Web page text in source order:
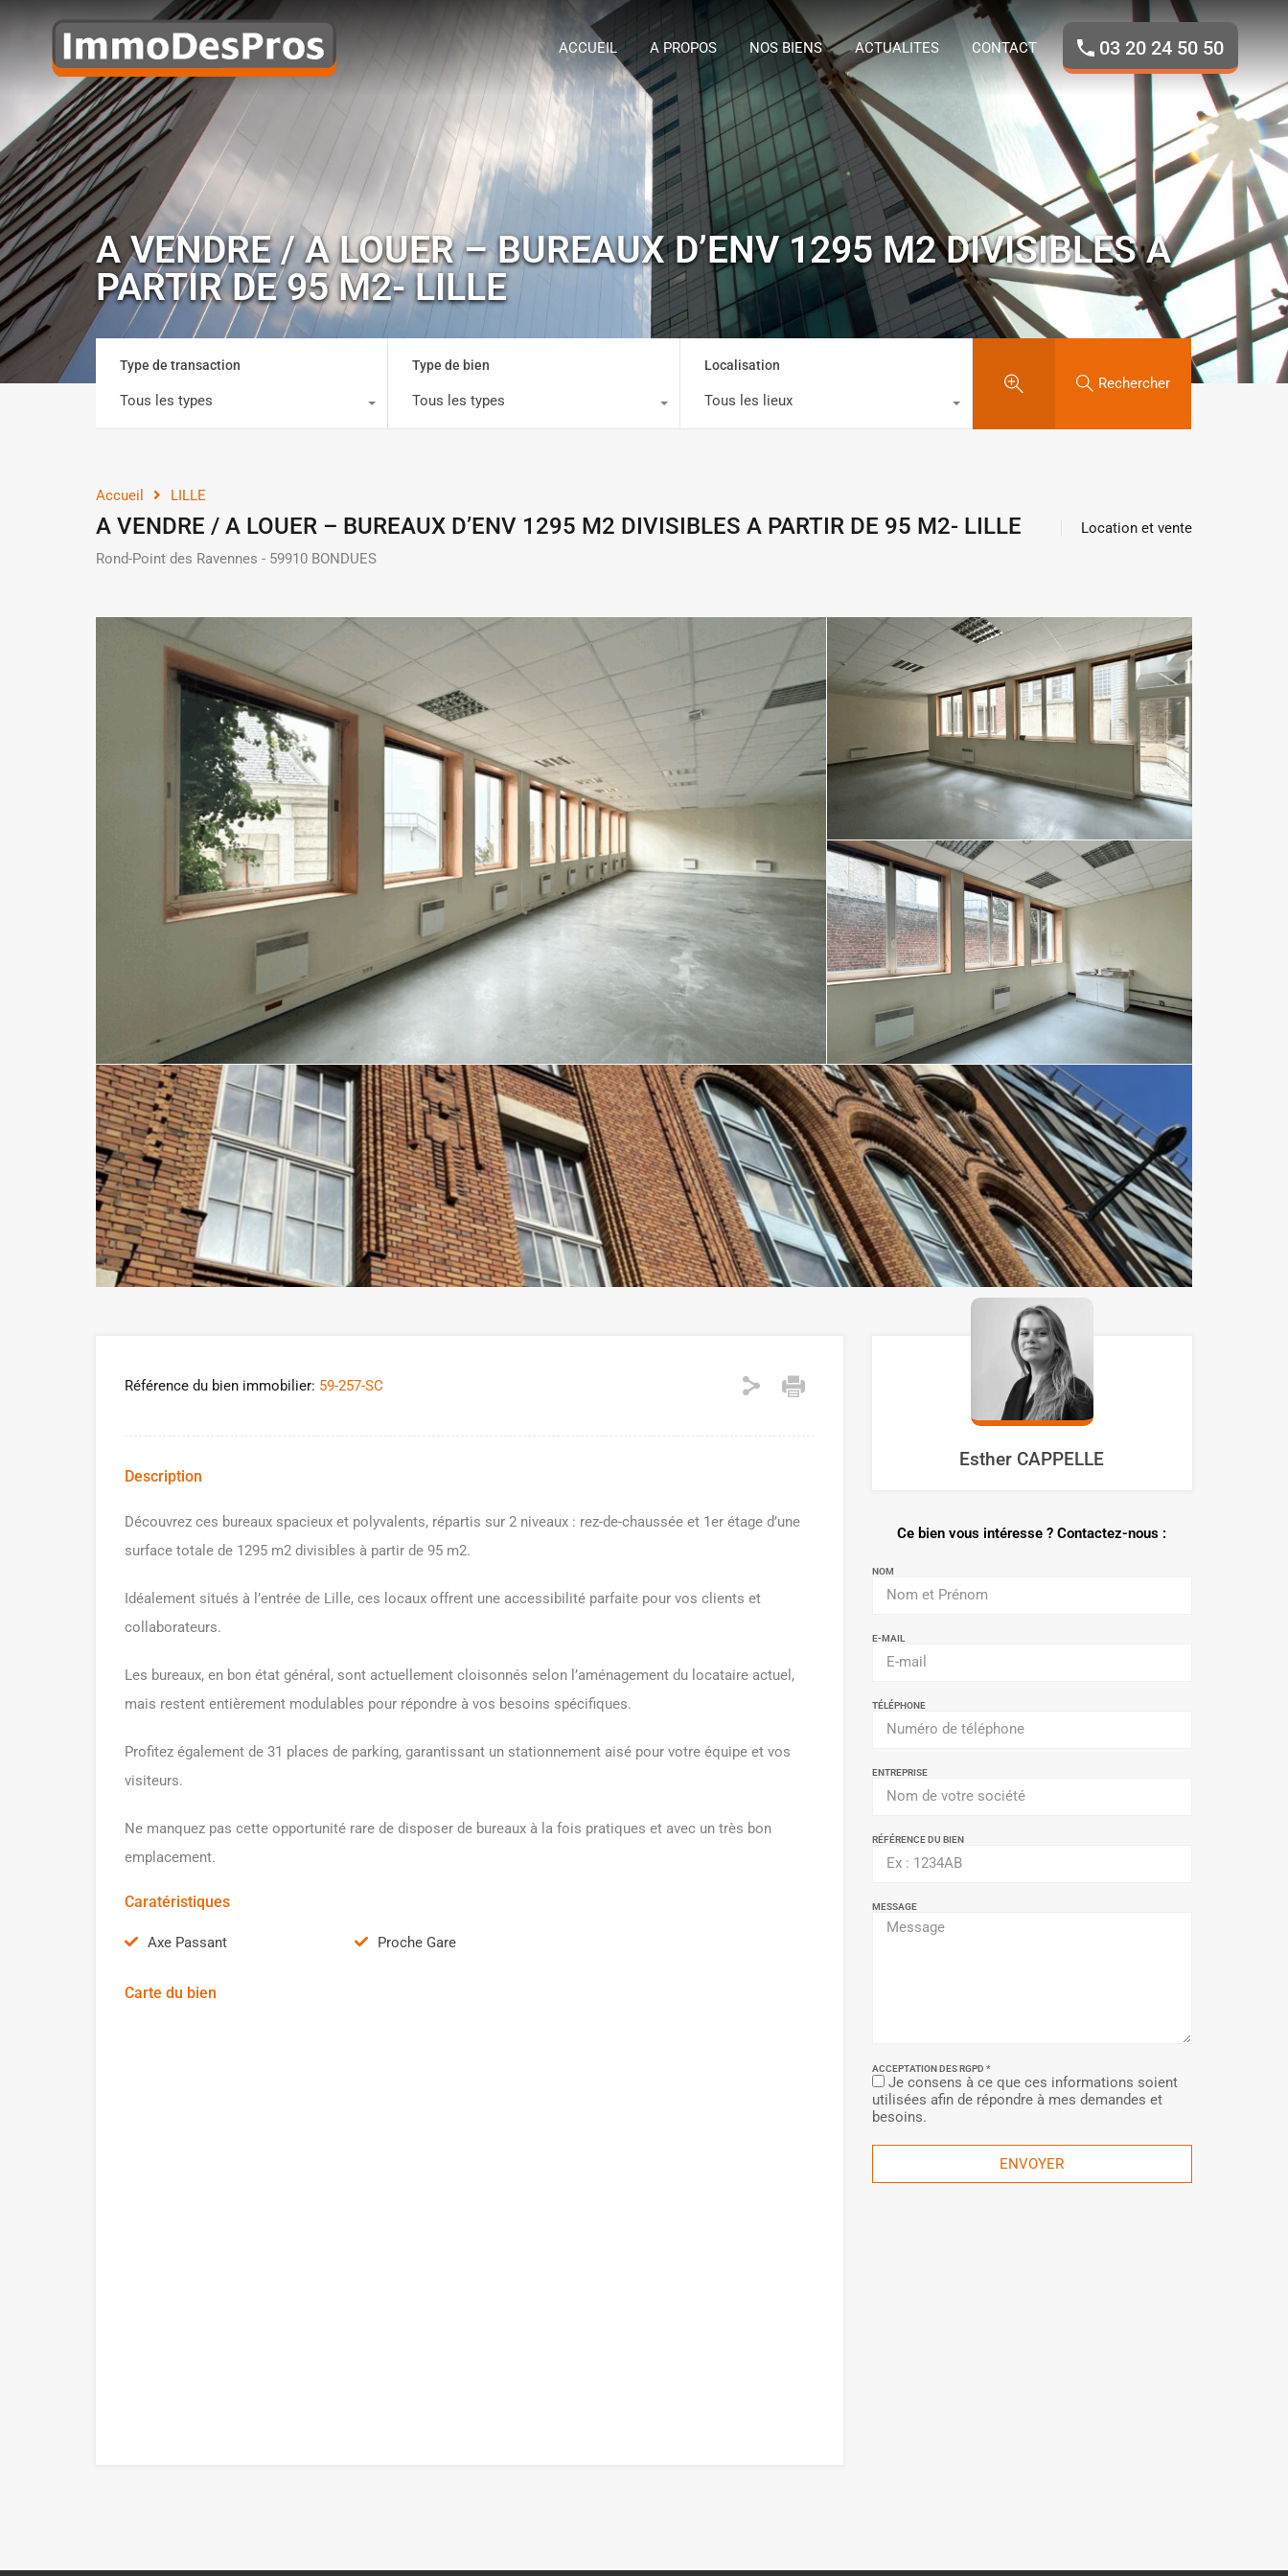
ACCUEIL A PROPOS NOS BIENS ACTUALITES
ACCUEIL A PROPOS NOS BIENS ACTUALITES CONTACT 03 20 24 50 50
A VENDRE / A LOUER – BUREAUX D’ENV 1295 M2 DIVISIBLES A
PARTIR DE 95 M2- LILLE
Type de transaction
Tous les types
Type de bien
Tous les types
Localisation
Tous les lieux
Rechercher
Accueil LILLE
A VENDRE / A LOUER – BUREAUX D’ENV 1295 M2 DIVISIBLES A PARTIR DE 95 M2- LILLE
Rond-Point des Ravennes - 59910 BONDUES
Location et vente
Référence du bien immobilier: 59-257-SC
Description
Découvrez ces bureaux spacieux et polyvalents, répartis sur 2 niveaux : rez-de-chaussée et 1er étage d’une
surface totale de 1295 m2 divisibles à partir de 95 m2.
Idéalement situés à l’entrée de Lille, ces locaux offrent une accessibilité parfaite pour vos clients et
collaborateurs.
Les bureaux, en bon état général, sont actuellement cloisonnés selon l’aménagement du locataire actuel,
mais restent entièrement modulables pour répondre à vos besoins spécifiques.
Profitez également de 31 places de parking, garantissant un stationnement aisé pour votre équipe et vos
visiteurs.
Ne manquez pas cette opportunité rare de disposer de bureaux à la fois pratiques et avec un très bon
emplacement.
Caratéristiques
Axe Passant Proche Gare
Carte du bien
Esther CAPPELLE
Ce bien vous intéresse ? Contactez-nous :
NOM
E-MAIL
TÉLÉPHONE
ENTREPRISE
RÉFÉRENCE DU BIEN
MESSAGE
ACCEPTATION DES RGPD *
Je consens à ce que ces informations soient
utilisées afin de répondre à mes demandes et
besoins.
ENVOYER